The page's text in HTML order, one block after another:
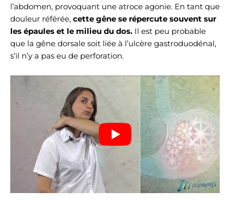
l’abdomen, provoquant une atroce agonie. En tant que
douleur référée, cette gêne se répercute souvent sur
les épaules et le milieu du dos. Il est peu probable
que la gêne dorsale soit liée à l’ulcère gastroduodénal,
s’il n’y a pas eu de perforation.